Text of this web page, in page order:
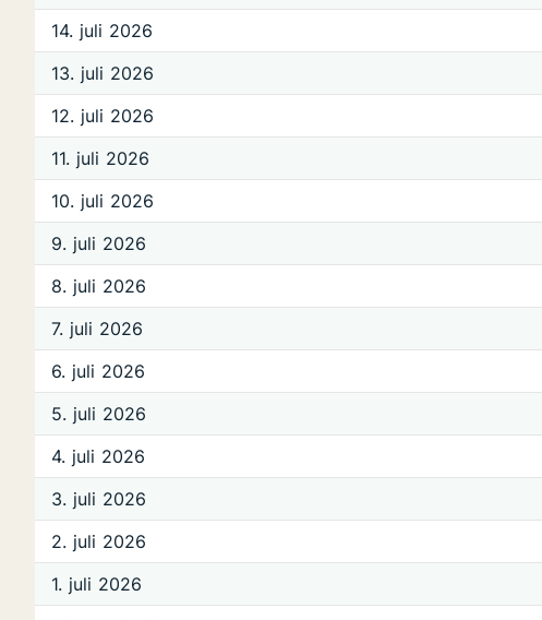
14. juli 2026
13. juli 2026
12. juli 2026
11. juli 2026
10. juli 2026
9. juli 2026
8. juli 2026
7. juli 2026
6. juli 2026
5. juli 2026
4. juli 2026
3. juli 2026
2. juli 2026
1. juli 2026